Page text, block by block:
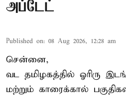
அப்டேட்
Published on: 08 Aug 2026, 12:28 am
சென்னை,
வட தமிழகத்தில் ஓரிரு
மற்றும் காரைக்கால்